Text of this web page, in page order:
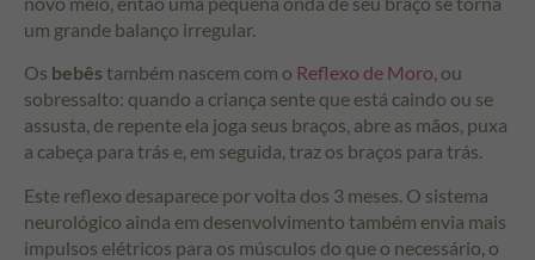
um grande balanço irregular.
Os bebês também nascem com o Reflexo de Moro, ou
sobressalto: quando a criança sente que está caindo ou se
assusta, de repente ela joga seus braços, abre as mãos, puxa
a cabeça para trás e, em seguida, traz os braços para trás.
Este reflexo desaparece por volta dos 3 meses. O sistema
neurológico ainda em desenvolvimento também envia mais
impulsos elétricos para os músculos do que o necessário, o